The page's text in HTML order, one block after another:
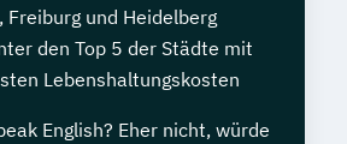
und Heidelberg
den Top 5 der Städte mit
Lebenshaltungskosten
English? Eher nicht, würde